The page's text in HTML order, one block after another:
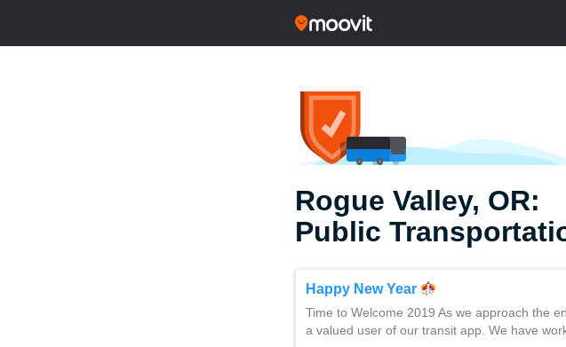
Rogue Valley, OR:
Public
Happy New Year
Time to Welcome 2019 As we approach the
a valued user of our transit app. We have